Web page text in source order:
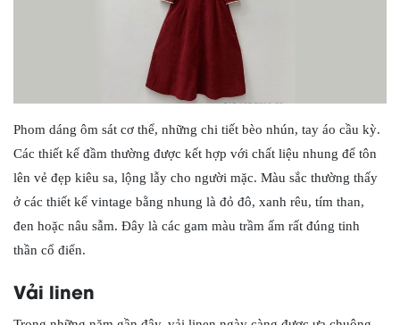
Phom dáng ôm sát cơ thể, những chi tiết bèo nhún, tay áo cầu kỳ.
Các thiết kế đầm thường được kết hợp với chất liệu nhung để tôn
lên vẻ đẹp kiêu sa, lộng lẫy cho người mặc. Màu sắc thường thấy
ở các thiết kế vintage bằng nhung là đỏ đô, xanh rêu, tím than,
đen hoặc nâu sẫm. Đây là các gam màu trầm ấm rất đúng tinh
thần cổ điển.
Vải linen